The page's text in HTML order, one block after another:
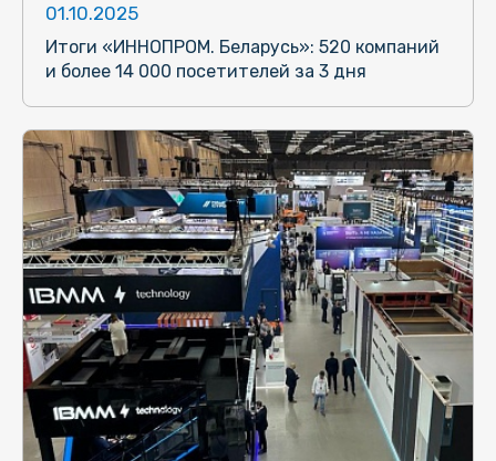
01.10.2025
Итоги «ИННОПРОМ. Беларусь»: 520 компаний
и более 14 000 посетителей за 3 дня